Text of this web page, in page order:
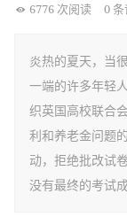
6776 次阅读 0
炎热的夏天，当
一端的许多年轻
织英国高校联合
利和养老金问题
动，拒绝批改试
没有最终的考试